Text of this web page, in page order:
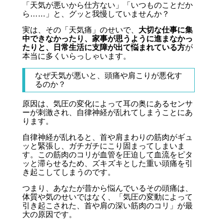
「天気が悪いから仕方ない」「いつものことだか
ら……」と、グッと我慢していませんか？
実は、その「天気痛」のせいで、 大切な仕事に集
中できなかったり、家事が思うように進まなかっ
たりと、日常生活に支障が出て悩まれている方が
本当に多くいらっしゃいます。
なぜ天気が悪いと、頭痛や肩こりが悪化す
るのか？
原因は、気圧の変化によって耳の奥にあるセンサ
ーが刺激され、自律神経が乱れてしまうことにあ
ります。
自律神経が乱れると、首や肩まわりの筋肉がギュ
ッと緊張し、ガチガチにこり固まってしまいま
す。この筋肉のコリが血管を圧迫して血流をピタ
ッと滞らせるため、ズキズキとした重い頭痛を引
き起こしてしまうのです。
つまり、あなたが昔から悩んでいるその頭痛は、
体質や気のせいではなく、「気圧の変動によって
引き起こされた、首や肩の深い筋肉のコリ」が最
大の原因です。